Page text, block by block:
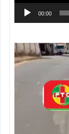
00:00
Tocador
de